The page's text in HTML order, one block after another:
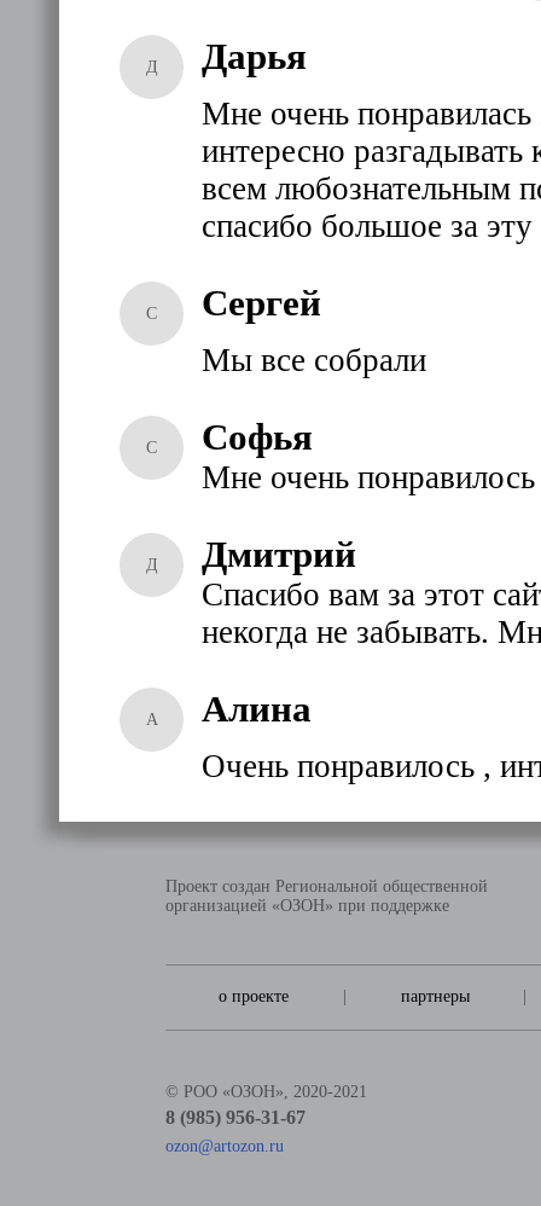
Д Дарья
Мне очень
интересно
всем любознательным
спасибо большое за
С Сергей
Мы все собрали
С Софья
Мне очень
Д Дмитрий
Спасибо вам за этот
некогда не забывать.
А Алина
Очень понравилось ,
Проект создан Региональной общественной
организацией «ОЗОН» при поддержке
о проекте партнеры
© РОО «ОЗОН», 2020-2021
8 (985) 956-31-67
ozon@artozon.ru